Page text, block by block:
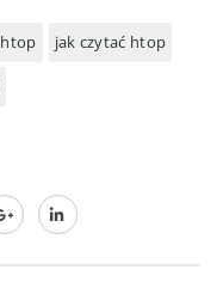
htop jak czytać htop